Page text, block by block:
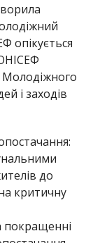
опікується
і заходів
до
критичну
покращенні